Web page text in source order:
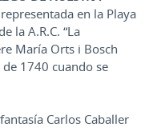
representada en la Playa
la A.R.C. “La
María Orts i Bosch
1740 cuando se
Carlos Caballer